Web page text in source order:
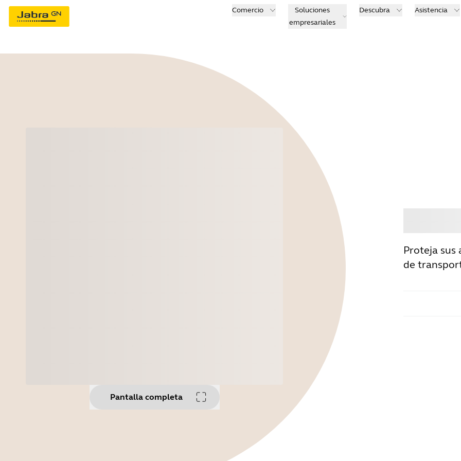
Comercio
Soluciones
empresariales
Descubra Asistencia
Pantalla completa
Proteja sus
de